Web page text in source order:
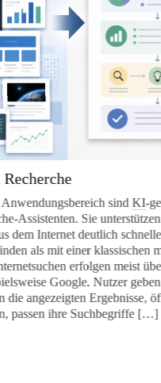
sindKI-gestützte
Sie unterstützen
deutlich schneller,
einer klassischen manuellen
erfolgen meist über einzelne
Nutzer geben eine
Ergebnisse, öffnen
ihre Suchbegriffe […]